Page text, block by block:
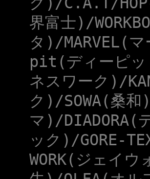
界富士)/
タ)/MARVEL(
pit(ディーピッ
ネスワーク)/
ク)/SOWA(桑和
マ)/DIADORA(
ック)/GORE-
WORK(ジェイ